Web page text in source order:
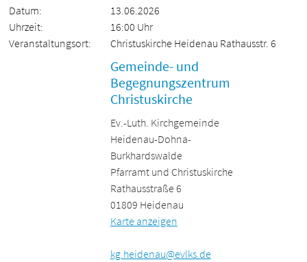
Datum:
13.06.2026
Uhrzeit:
16:00 Uhr
Veranstaltungsort:
Christuskirche Heidenau Rathausstr. 6
Gemeinde- und
Begegnungszentrum
Christuskirche
Ev.-Luth. Kirchgemeinde
Heidenau-Dohna-
Burkhardswalde
Pfarramt und Christuskirche
Rathausstraße 6
01809 Heidenau
Karte anzeigen
kg.heidenau@evlks.de